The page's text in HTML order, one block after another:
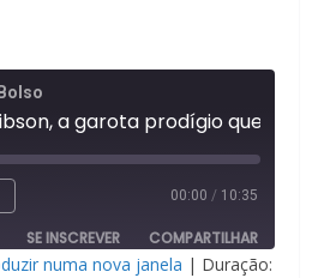
00:00 / 10:35
SE INSCREVER COMPARTILHAR
numa nova janela | Duração: